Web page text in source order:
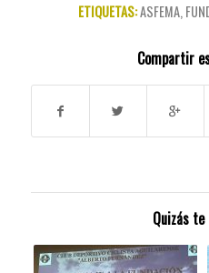
ETIQUETAS:ASFEMA,
Compartir
Quizás